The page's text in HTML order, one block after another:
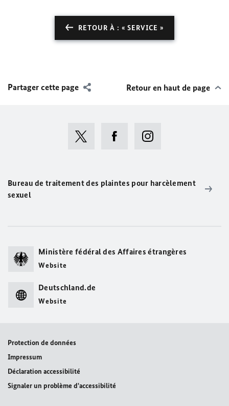
RETOUR À : « SERVICE »
Partager cette page Retour en haut de page
Bureau de traitement des plaintes pour harcèlement
sexuel
Ministère fédéral des Affaires étrangères
Website
Deutschland.de
Website
Protection de données
Impressum
Déclaration accessibilité
Signaler un problème d'accessibilité